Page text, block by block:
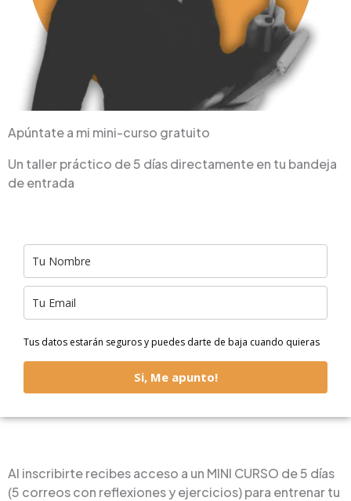
Apúntate a mi mini-curso gratuito
Un taller práctico de 5 días directamente en tu bandeja
de entrada
Tus datos estarán seguros y puedes darte de baja cuando quieras
Si, Me apunto!
Al inscribirte recibes acceso a un MINI CURSO de 5 días
(5 correos con reflexiones y ejercicios) para entrenar tu